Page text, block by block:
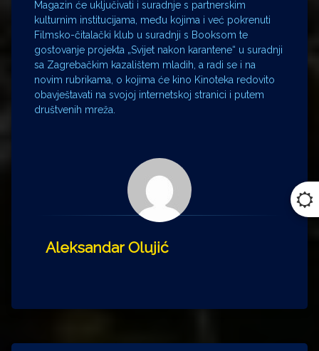
Magazin će uključivati i suradnje s partnerskim
kulturnim institucijama, među kojima i već pokrenuti
Filmsko-čitalački klub u suradnji s Booksom te
gostovanje projekta „Svijet nakon karantene“ u suradnji
sa Zagrebačkim kazalištem mladih, a radi se i na
novim rubrikama, o kojima će kino Kinoteka redovito
obavještavati na svojoj internetskoj stranici i putem
društvenih mreža.
Aleksandar Olujić